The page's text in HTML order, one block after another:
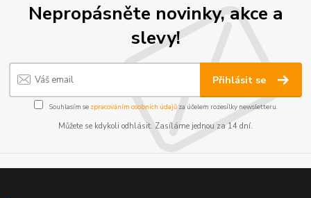
Nepropásněte novinky, akce a
slevy!
Přihlásit se
Souhlasím se zpracováním osobních údajůza účelem rozesílky newsletteru.
Můžete se kdykoli odhlásit. Zasíláme jednou za 14 dní.